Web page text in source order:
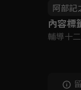
阿部記
內容標
輔導十